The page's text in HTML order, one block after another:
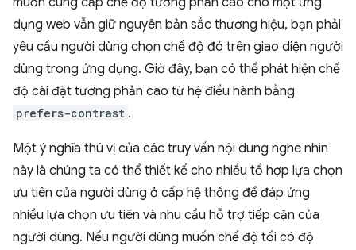
dụng web vẫn giữ nguyên bản sắc thương hiệu, bạn phải
yêu cầu người dùng chọn chế độ đó trên giao diện người
dùng trong ứng dụng. Giờ đây, bạn có thể phát hiện chế
độ cài đặt tương phản cao từ hệ điều hành bằng
prefers-contrast .
Một ý nghĩa thú vị của các truy vấn nội dung nghe nhìn
này là chúng ta có thể thiết kế cho nhiều tổ hợp lựa chọn
ưu tiên của người dùng ở cấp hệ thống để đáp ứng
nhiều lựa chọn ưu tiên và nhu cầu hỗ trợ tiếp cận của
người dùng. Nếu người dùng muốn chế độ tối có độ